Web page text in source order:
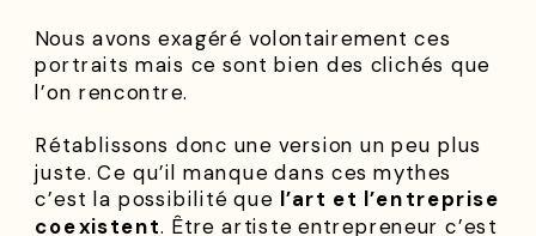
Nous avons exagéré volontairement ces
portraits mais ce sont bien des clichés que
l’on rencontre.
Rétablissons donc une version un peu plus
juste. Ce qu’il manque dans ces mythes
c’est la possibilité que l’art et l’entreprise
coexistent. Être artiste entrepreneur c’est